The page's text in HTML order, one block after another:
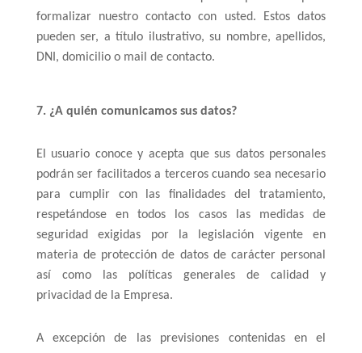
formalizar nuestro contacto con usted. Estos datos
pueden ser, a título ilustrativo, su nombre, apellidos,
DNI, domicilio o mail de contacto.
7. ¿A quién comunicamos sus datos?
El usuario conoce y acepta que sus datos personales
podrán ser facilitados a terceros cuando sea necesario
para cumplir con las finalidades del tratamiento,
respetándose en todos los casos las medidas de
seguridad exigidas por la legislación vigente en
materia de protección de datos de carácter personal
así como las políticas generales de calidad y
privacidad de la Empresa.
A excepción de las previsiones contenidas en el